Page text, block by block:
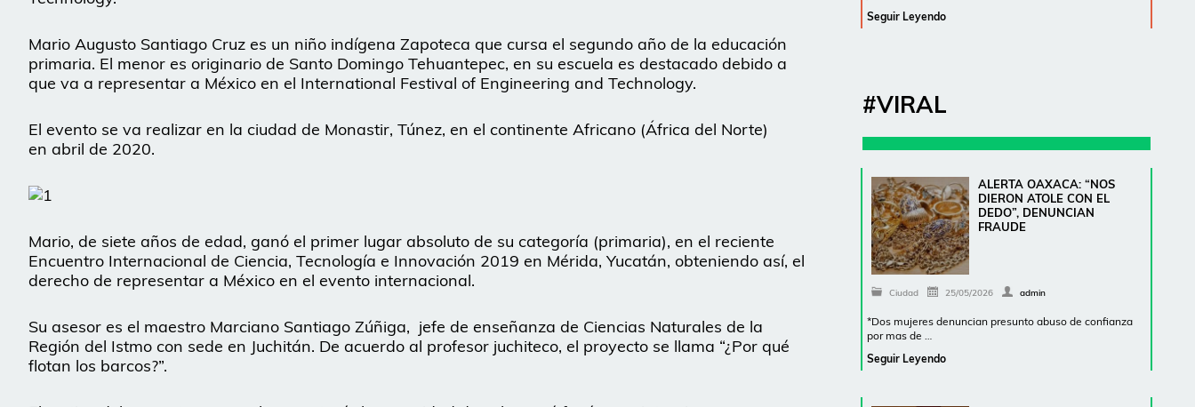
Mario Augusto Santiago Cruz es un niño indígena Zapoteca que cursa el segundo año de la educación
primaria. El menor es originario de Santo Domingo Tehuantepec, en su escuela es destacado debido a
que va a representar a México en el International Festival of Engineering and Technology.
El evento se va realizar en la ciudad de Monastir, Túnez, en el continente Africano (África del Norte)
en abril de 2020.
Mario, de siete años de edad, ganó el primer lugar absoluto de su categoría (primaria), en el reciente
Encuentro Internacional de Ciencia, Tecnología e Innovación 2019 en Mérida, Yucatán, obteniendo así, el
derecho de representar a México en el evento internacional.
Su asesor es el maestro Marciano Santiago Zúñiga, jefe de enseñanza de Ciencias Naturales de la
Región del Istmo con sede en Juchitán. De acuerdo al profesor juchiteco, el proyecto se llama “¿Por qué
flotan los barcos?”.
Seguir Leyendo
#VIRAL
ALERTA OAXACA: “NOS
DIERON ATOLE CON EL
DEDO”, DENUNCIAN
FRAUDE
Ciudad 25/05/2026 admin
*Dos mujeres denuncian presunto abuso de confianza
por mas de …
Seguir Leyendo